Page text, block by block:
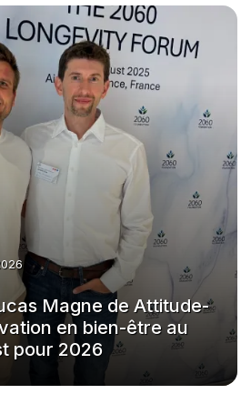
Magne de Attitude-
en bien-être au
pour 2026